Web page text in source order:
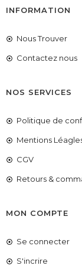
INFORMATION
Nous Trouver
Contactez nous
NOS SERVICES
Politique de
Mentions
CGV
Retours &
MON COMPTE
Se connecter
S'incrire